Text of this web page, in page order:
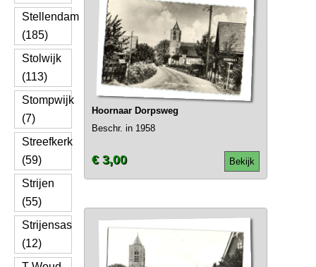
Stellendam
(185)
Stolwijk
(113)
Stompwijk
(7)
Streefkerk
(59)
Strijen
(55)
Strijensas
(12)
Hoornaar Dorpsweg
Beschr. in 1958
Bekijk
€ 3,00